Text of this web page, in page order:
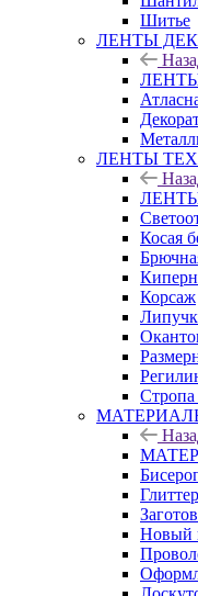
Шитье
ЛЕНТЫ
ЛЕНТЫ
Косая
Корсаж
Стропа
Глиттер
Новый